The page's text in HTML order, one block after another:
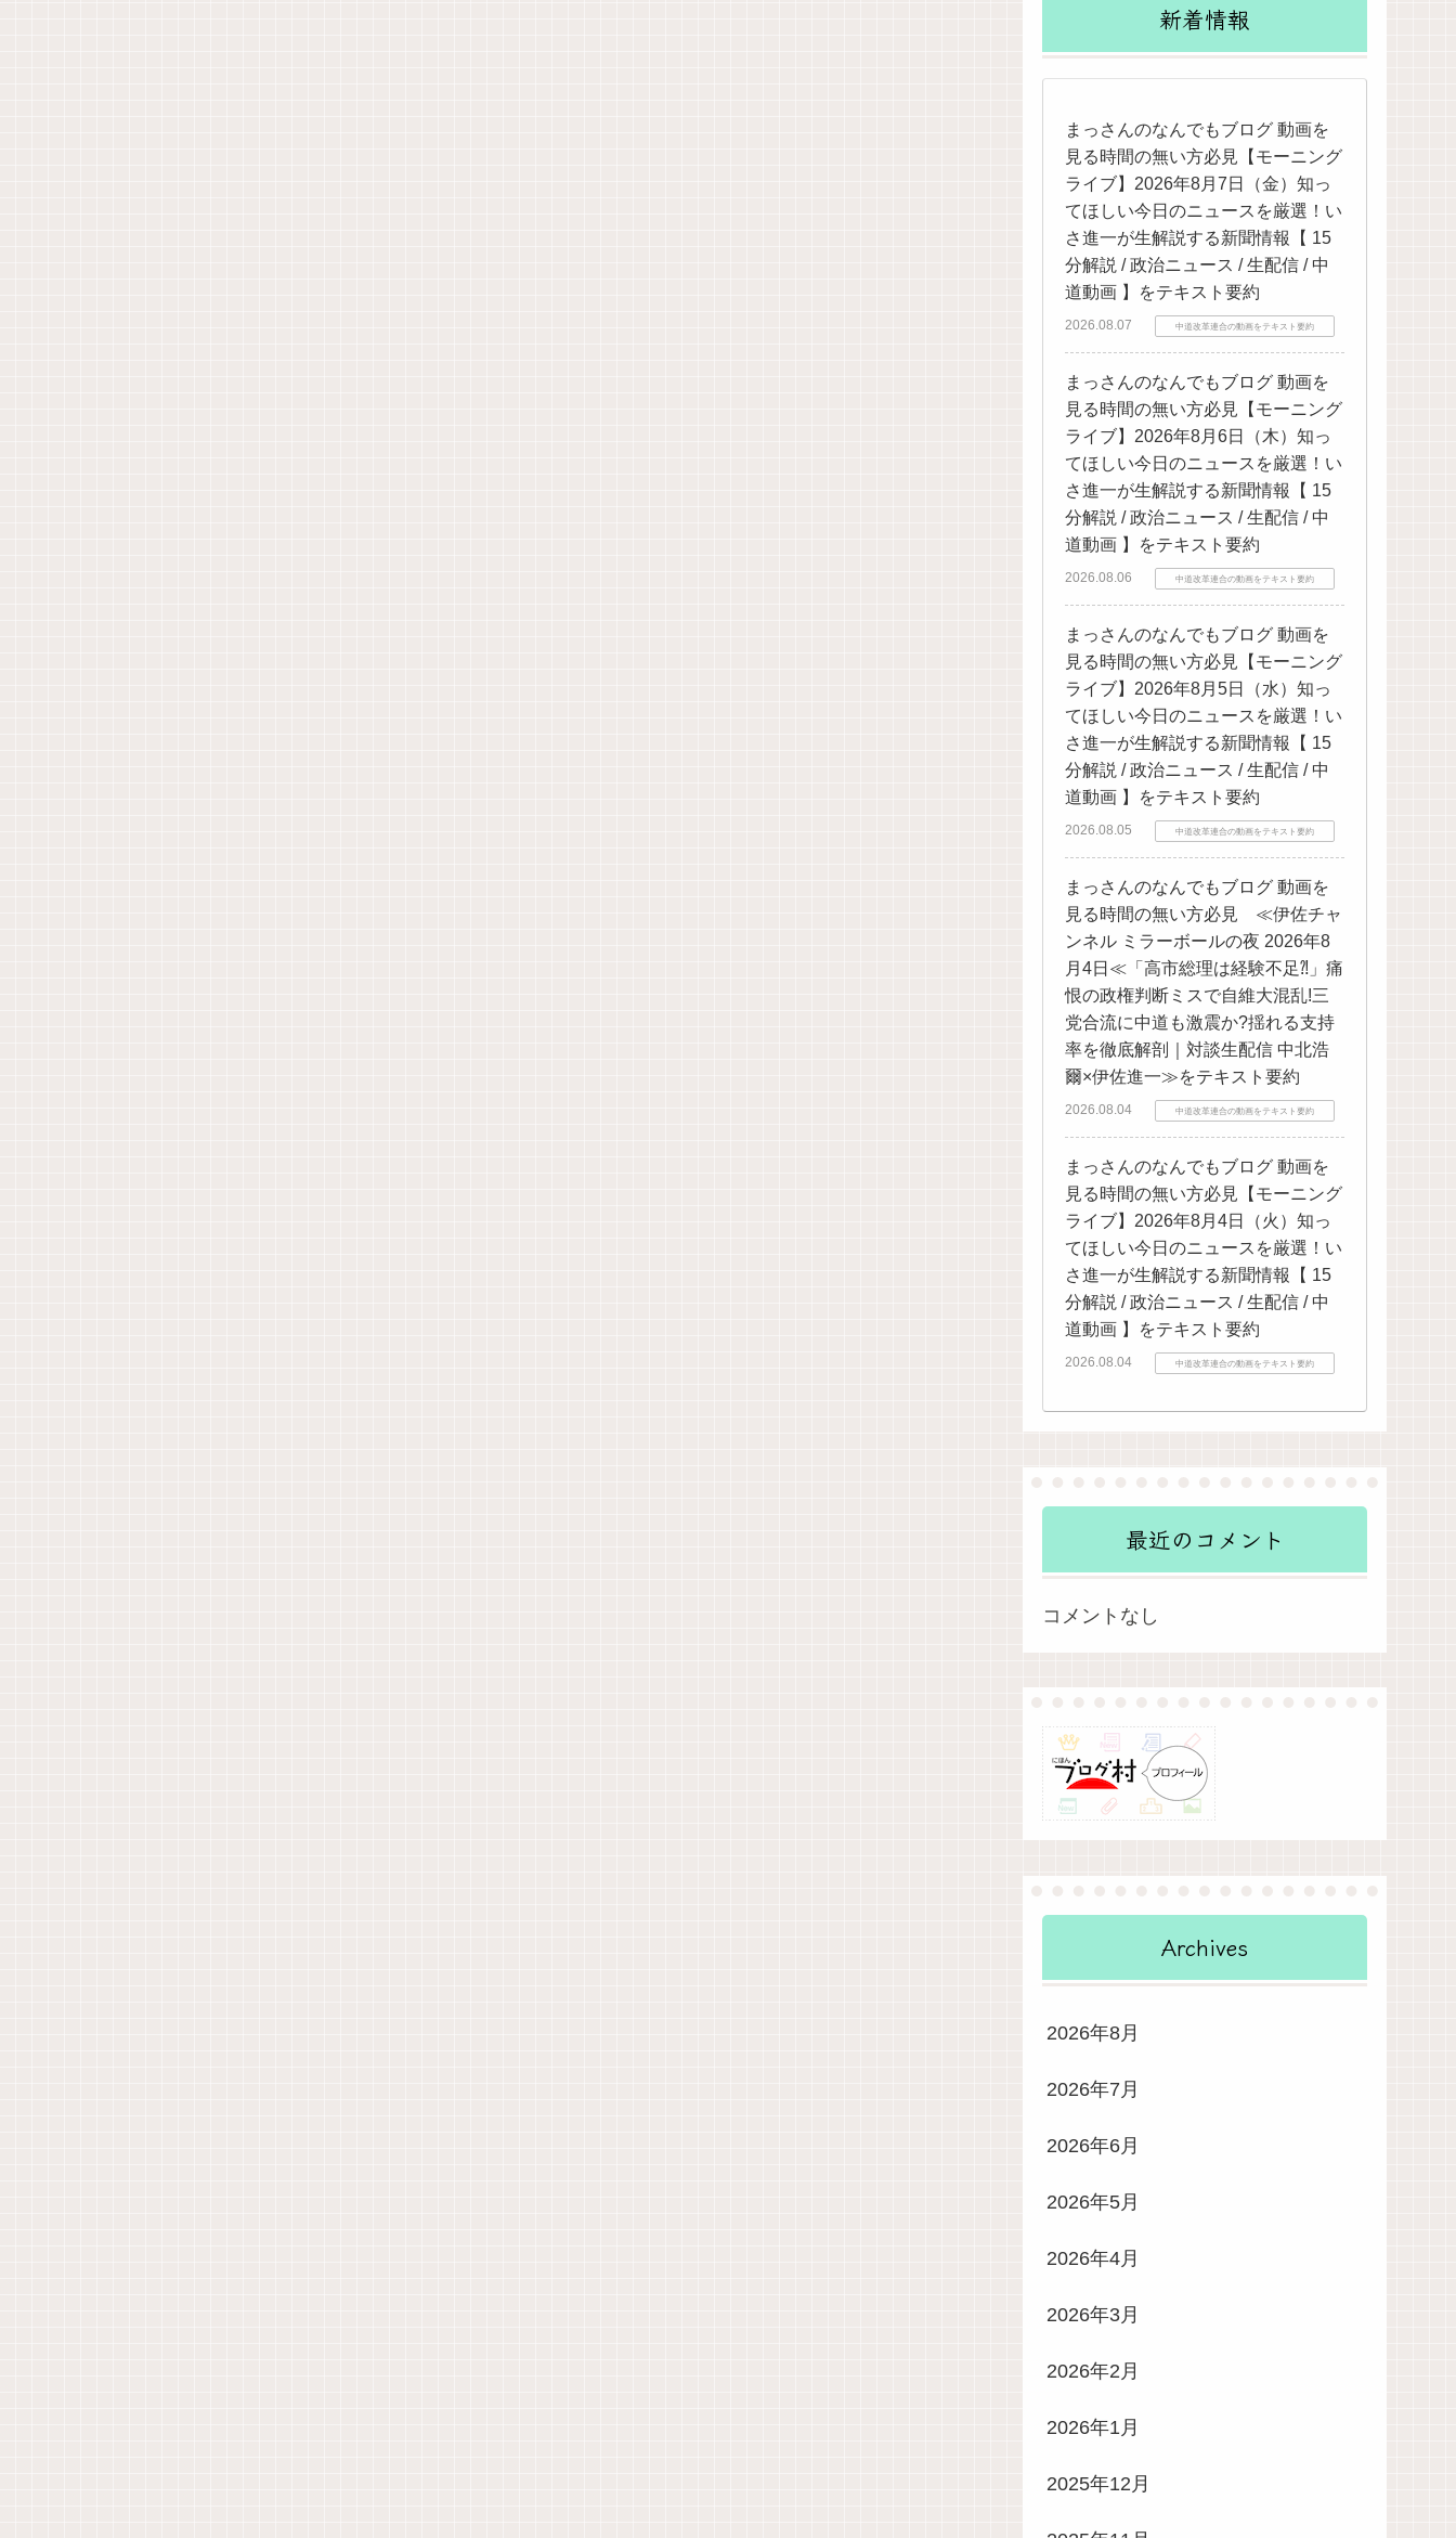
新着情報
まっさんのなんでもブログ 動画を
見る時間の無い方必見【モーニング
ライブ】2026年8月7日（金）知っ
てほしい今日のニュースを厳選！い
さ進一が生解説する新聞情報【 15
分解説 / 政治ニュース / 生配信 / 中
道動画 】をテキスト要約
2026.08.07 中道改革連合の動画をテキスト要約
まっさんのなんでもブログ 動画を
見る時間の無い方必見【モーニング
ライブ】2026年8月6日（木）知っ
てほしい今日のニュースを厳選！い
さ進一が生解説する新聞情報【 15
分解説 / 政治ニュース / 生配信 / 中
道動画 】をテキスト要約
2026.08.06 中道改革連合の動画をテキスト要約
まっさんのなんでもブログ 動画を
見る時間の無い方必見【モーニング
ライブ】2026年8月5日（水）知っ
てほしい今日のニュースを厳選！い
さ進一が生解説する新聞情報【 15
分解説 / 政治ニュース / 生配信 / 中
道動画 】をテキスト要約
2026.08.05 中道改革連合の動画をテキスト要約
まっさんのなんでもブログ 動画を
見る時間の無い方必見 ≪伊佐チャ
ンネル ミラーボールの夜 2026年8
月4日≪「高市総理は経験不足⁈」痛
恨の政権判断ミスで自維大混乱!三
党合流に中道も激震か?揺れる支持
率を徹底解剖｜対談生配信 中北浩
爾×伊佐進一≫をテキスト要約
2026.08.04 中道改革連合の動画をテキスト要約
まっさんのなんでもブログ 動画を
見る時間の無い方必見【モーニング
ライブ】2026年8月4日（火）知っ
てほしい今日のニュースを厳選！い
さ進一が生解説する新聞情報【 15
分解説 / 政治ニュース / 生配信 / 中
道動画 】をテキスト要約
2026.08.04 中道改革連合の動画をテキスト要約
最近のコメント
コメントなし
Archives
2026年8月
2026年7月
2026年6月
2026年5月
2026年4月
2026年3月
2026年2月
2026年1月
2025年12月